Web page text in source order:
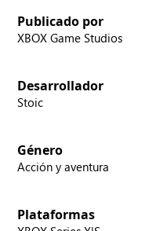
Publicado por
XBOX Game Studios
Desarrollador
Stoic
Género
Acción y aventura
Plataformas